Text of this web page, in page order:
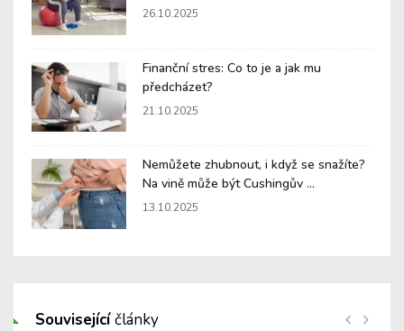
26.10.2025
Finanční stres: Co to je a jak mu
předcházet?
21.10.2025
Nemůžete zhubnout, i když se snažíte?
Na vině může být Cushingův ...
13.10.2025
Souvisejícíčlánky